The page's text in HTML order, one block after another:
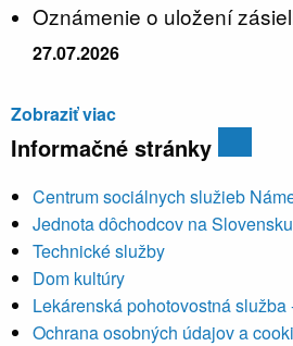
Oznámenie o uložení
27.07.2026
Zobraziť viac
Informačné stránky
Centrum sociálnych služieb
Jednota dôchodcov na Slovensku
Technické služby
Dom kultúry
Lekárenská pohotovostná
Ochrana osobných údajov a